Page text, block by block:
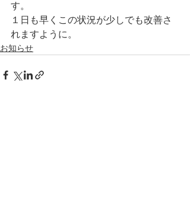
す。
１日も早くこの状況が少しでも改善さ
れますように。
お知らせ